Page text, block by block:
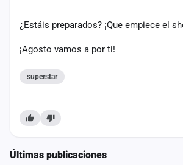
¿Estáis preparados? ¡Que empiece el
¡Agosto vamos a por ti!
superstar
Últimas publicaciones
ESTADO